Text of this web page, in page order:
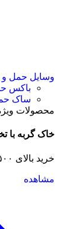
وسایل حمل و
باکس
ساک
محصولات
خاک گربه با
خرید بالای ۵۰۰ هزار تومان، ارسال رایگان
مشاهده